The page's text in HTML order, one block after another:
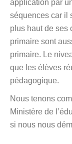
primaire. Le
que les élèves
pédagogique.
Nous tenons
Ministère de
si nous nous
Les
des